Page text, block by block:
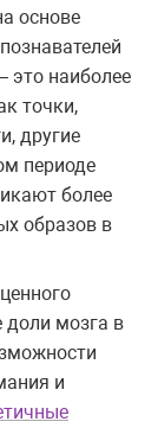
основе
это наиболее
точки,
другие
периоде
более
образов в
доли мозга в
и